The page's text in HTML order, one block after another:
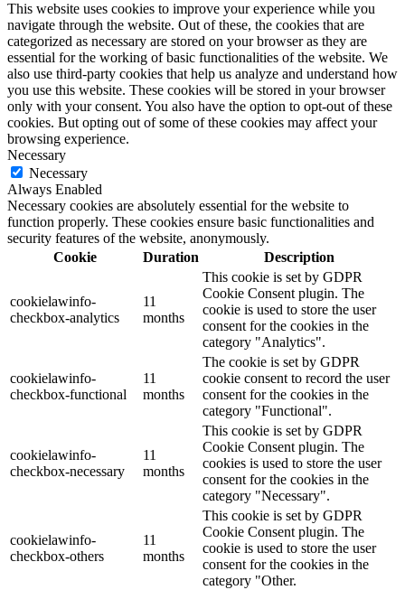
This website uses cookies to improve your experience while you
navigate through the website. Out of these, the cookies that are
categorized as necessary are stored on your browser as they are
essential for the working of basic functionalities of the website. We
also use third-party cookies that help us analyze and understand how
you use this website. These cookies will be stored in your browser
only with your consent. You also have the option to opt-out of these
cookies. But opting out of some of these cookies may affect your
browsing experience.
Necessary
Necessary
Always Enabled
Necessary cookies are absolutely essential for the website to
function properly. These cookies ensure basic functionalities and
security features of the website, anonymously.
Cookie
Duration Description
cookielawinfo-
checkbox-analytics
11
months
This cookie is set by GDPR
Cookie Consent plugin. The
cookie is used to store the user
consent for the cookies in the
category "Analytics".
cookielawinfo-
checkbox-functional
11
months
The cookie is set by GDPR
cookie consent to record the user
consent for the cookies in the
category "Functional".
cookielawinfo-
checkbox-necessary
11
months
This cookie is set by GDPR
Cookie Consent plugin. The
cookies is used to store the user
consent for the cookies in the
category "Necessary".
cookielawinfo-
checkbox-others
11
months
This cookie is set by GDPR
Cookie Consent plugin. The
cookie is used to store the user
consent for the cookies in the
category "Other.